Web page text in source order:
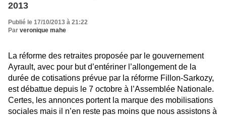
2013
Publié le 17/10/2013 à 21:22
Par veronique mahe
La réforme des retraites proposée par le gouvernement
Ayrault, avec pour but d’entériner l’allongement de la
durée de cotisations prévue par la réforme Fillon-Sarkozy,
est débattue depuis le 7 octobre à l’Assemblée Nationale.
Certes, les annonces portent la marque des mobilisations
sociales mais il n’en reste pas moins que nous assistons à